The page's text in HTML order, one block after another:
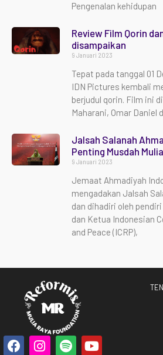
Pengenalan kehidupan
Review Film Qorin
disampaikan
9 Januari 2023
Tepat pada tanggal 01
IDN Pictures kembali
berjudul qorin. Film ini
Maharani, Omar Daniel
Jalsah Salanah
Penting Musdah Mulia
9 Januari 2023
Jemaat Ahmadiyah
mengadakan Jalsah
dan dihadiri oleh
dan Ketua Indonesian
and Peace (ICRP),